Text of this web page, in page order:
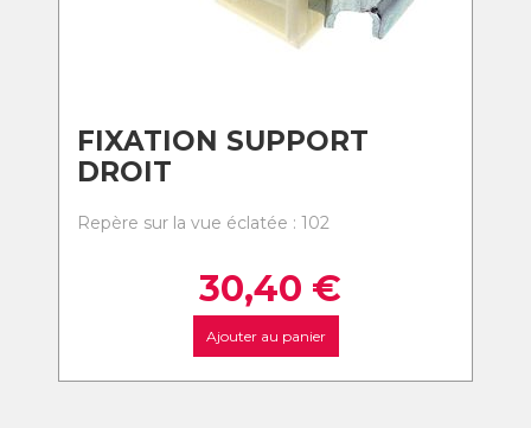
FIXATION SUPPORT
DROIT
Repère sur la vue éclatée : 102
30,40 €
Ajouter au panier